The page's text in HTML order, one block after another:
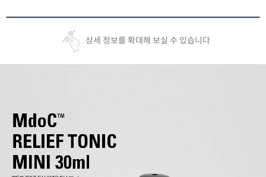
상세 정보를 확대해 보실 수 있습니다